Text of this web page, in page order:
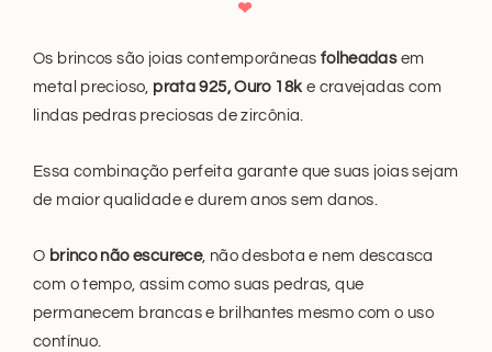
❤
Os brincos são joias contemporâneas folheadasem
metal precioso, prata 925, Ouro 18k e cravejadas com
lindas pedras preciosas de zircônia.
Essa combinação perfeita garante que suas joias sejam
de maior qualidade e durem anos sem danos.
O brinco não escurece, não desbota e nem descasca
com o tempo, assim como suas pedras, que
permanecem brancas e brilhantes mesmo com o uso
contínuo.